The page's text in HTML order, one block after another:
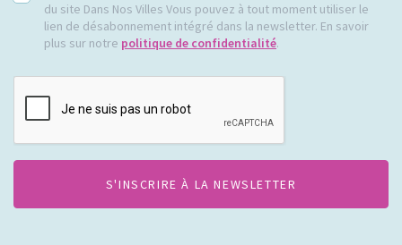
du site Dans Nos Villes Vous pouvez à tout moment utiliser le
lien de désabonnement intégré dans la newsletter. En savoir
plus sur notre politique de confidentialité.
CAPTCHA